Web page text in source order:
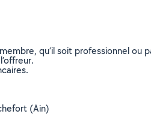
qu’il soit professionnel ou
(Ain)